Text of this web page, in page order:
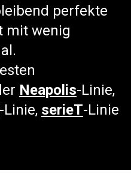
perfekte
mit wenig
Neapolis-Linie,
-Linie, serieT-Linie